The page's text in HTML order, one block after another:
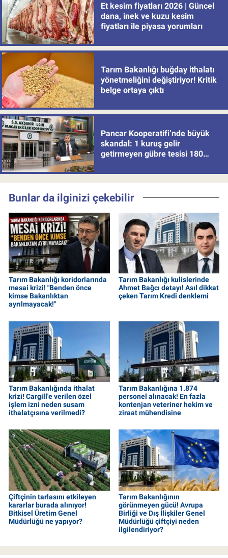
Et kesim fiyatları 2026 | Güncel
dana, inek ve kuzu kesim
fiyatları ile piyasa yorumları
Tarım Bakanlığı buğday ithalatı
yönetmeliğini değiştiriyor! Kritik
belge ortaya çıktı
Pancar Kooperatifi’nde büyük
skandal: 1 kuruş gelir
getirmeyen gübre tesisi 180
Bunlar da ilginizi çekebilir
Tarım Bakanlığı koridorlarında
mesai krizi! "Benden önce
kimse Bakanlıktan
ayrılmayacak!"
Tarım Bakanlığı kulislerinde
Ahmet Bağcı detayı! Asıl dikkat
çeken Tarım Kredi denklemi
Tarım Bakanlığında ithalat
krizi! Cargill'e verilen özel
işlem izni neden susam
ithalatçısına verilmedi?
Tarım Bakanlığına 1.874
personel alınacak! En fazla
kontenjan veteriner hekim ve
ziraat mühendisine
Çiftçinin tarlasını etkileyen
kararlar burada alınıyor!
Bitkisel Üretim Genel
Müdürlüğü ne yapıyor?
Tarım Bakanlığının
görünmeyen gücü! Avrupa
Birliği ve Dış İlişkiler Genel
Müdürlüğü çiftçiyi neden
ilgilendiriyor?